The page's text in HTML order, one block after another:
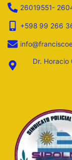
26019551-
+598 99 266
Dr. Horacio